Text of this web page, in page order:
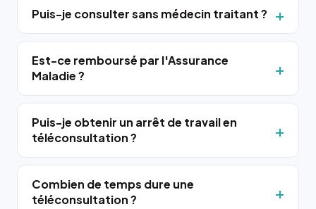
Puis-je consulter sans médecin traitant ?
Est-ce remboursé par l'Assurance
Maladie ?
Puis-je obtenir un arrêt de travail en
téléconsultation ?
Combien de temps dure une
téléconsultation ?